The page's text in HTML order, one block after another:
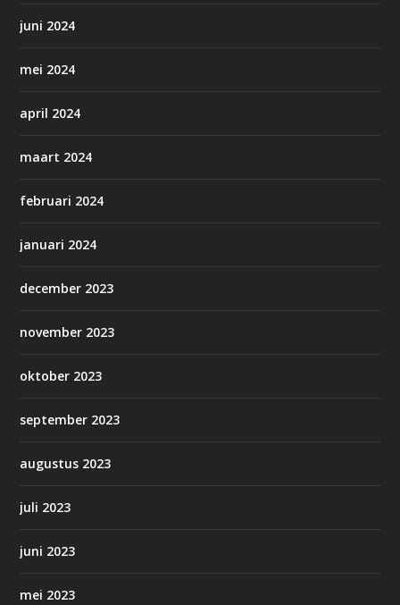
juni 2024
mei 2024
april 2024
maart 2024
februari 2024
januari 2024
december 2023
november 2023
oktober 2023
september 2023
augustus 2023
juli 2023
juni 2023
mei 2023